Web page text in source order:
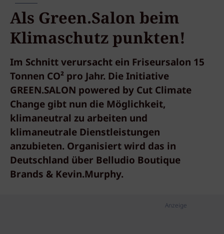
Als Green.Salon beim
Klimaschutz punkten!
Im Schnitt verursacht ein Friseursalon 15
Tonnen CO² pro Jahr. Die Initiative
GREEN.SALON powered by Cut Climate
Change gibt nun die Möglichkeit,
klimaneutral zu arbeiten und
klimaneutrale Dienstleistungen
anzubieten. Organisiert wird das in
Deutschland über Belludio Boutique
Brands & Kevin.Murphy.
Anzeige